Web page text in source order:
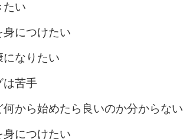
たい
身につけたい
になりたい
は苦手
何から始めたら良いのか分からない
身につけたい